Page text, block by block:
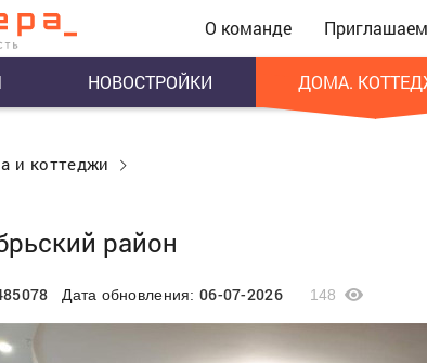
О команде
НОВОСТРОЙКИ ДОМА.
и коттеджи
район
Дата обновления: 06-07-2026 148